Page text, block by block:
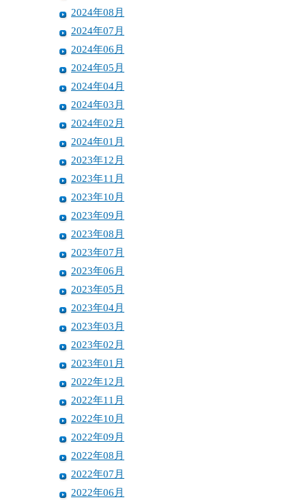
2024年08月
2024年07月
2024年06月
2024年05月
2024年04月
2024年03月
2024年02月
2024年01月
2023年12月
2023年11月
2023年10月
2023年09月
2023年08月
2023年07月
2023年06月
2023年05月
2023年04月
2023年03月
2023年02月
2023年01月
2022年12月
2022年11月
2022年10月
2022年09月
2022年08月
2022年07月
2022年06月